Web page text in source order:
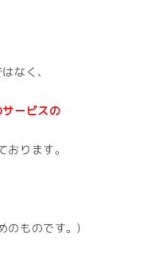
なく、
サービスの
おります。
ものです。）